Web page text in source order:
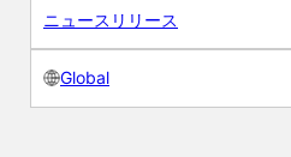
ニュースリリース
Global